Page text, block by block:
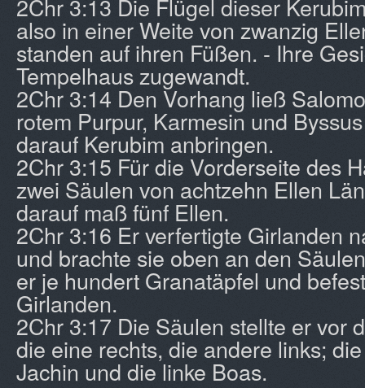
2Chr 3:13 Die Flügel dieser
also in einer Weite von zwanzig
standen auf ihren Füßen. - Ihre
Tempelhaus zugewandt.
2Chr 3:14 Den Vorhang ließ
rotem Purpur, Karmesin und
darauf Kerubim anbringen.
2Chr 3:15 Für die Vorderseite des
zwei Säulen von achtzehn Ellen
darauf maß fünf Ellen.
2Chr 3:16 Er verfertigte Girlanden
und brachte sie oben an den
er je hundert Granatäpfel und
Girlanden.
2Chr 3:17 Die Säulen stellte er vor
die eine rechts, die andere links;
Jachin und die linke Boas.